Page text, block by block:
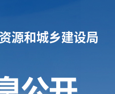
源和城乡建设局